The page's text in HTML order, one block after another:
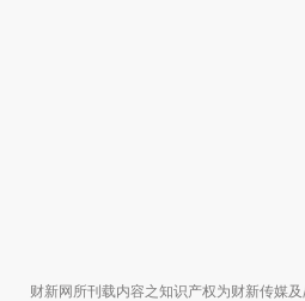
财新网所刊载内容之知识产权为财新传媒